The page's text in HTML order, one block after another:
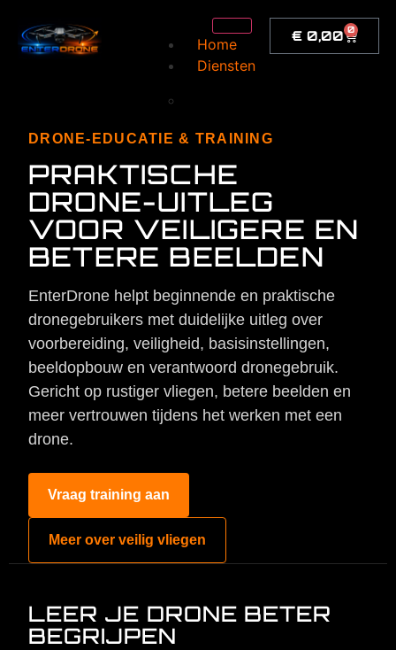
inhoud
Home
Diensten
Vastgoed bouwinspectie
dronebeelden
Events &
trouwreportages
Zakelijk & promotie
Maatwerk & specials
Drone-educatie &
training
Veilig vliegen
Winkel
Ervaar
A1
A1
antigravity-a1
Standard Bundle
€ 0,00 0
DRONE-EDUCATIE & TRAINING
PRAKTISCHE
DRONE-UITLEG
VOOR VEILIGERE EN
BETERE BEELDEN
EnterDrone helpt beginnende en praktische
dronegebruikers met duidelijke uitleg over
voorbereiding, veiligheid, basisinstellingen,
beeldopbouw en verantwoord dronegebruik.
Gericht op rustiger vliegen, betere beelden en
meer vertrouwen tijdens het werken met een
drone.
Vraag training aan
Meer over veilig vliegen
LEER JE DRONE BETER
BEGRIJPEN